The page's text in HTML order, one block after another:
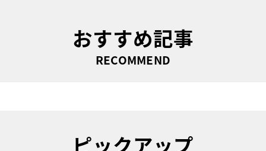
おすすめ記事
RECOMMEND
ピックアップ